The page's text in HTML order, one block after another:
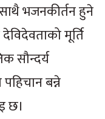
भजनकीर्तन हुने
मूर्ति
सौन्दर्य
बन्ने
छ।